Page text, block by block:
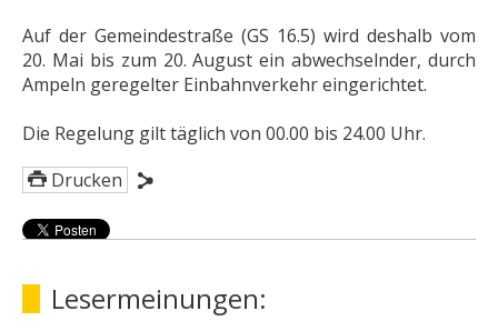
Auf der Gemeindestraße (GS 16.5) wird deshalb vom
20. Mai bis zum 20. August ein abwechselnder, durch
Ampeln geregelter Einbahnverkehr eingerichtet.
Die Regelung gilt täglich von 00.00 bis 24.00 Uhr.
Drucken
Lesermeinungen: